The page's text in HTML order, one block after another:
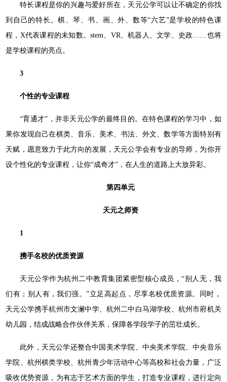
特⻓课程是你的兴趣与爱好所在，天元公学可以让不确定的你找
到⾃⼰的特⻓。棋、琴、书、画、外、数等“六艺”是学校的特⾊课
程，X代表课程的未知数。stem、VR、机器⼈、⽂学、史政……也将
是学校课程的亮点。
3
个性的专业课程
“育通才”，并非天元公学的最终目的。在特色课程的学习中，如
果你发现自己在棋类、音乐、美术、书法、外文、数学等方面特别有
天赋，愿意致力于此方向的发展，天元公学会有专业的导师，为你开
设个性化的专业课程，让你“成奇才”，在人生的道路上大放异彩。
第四单元
天元之师资
1
携手名校的优质资源
天元公学作为杭州二中教育集团紧密型核心成员，“别人无，我
们有；别人有，我们强。”立足高起点，尽享名校优质资源。同时，
天元公学携手杭州市文澜中学、杭州二中白马湖学校、杭州市府机关
幼儿园，结成战略合作伙伴关系，保障各学段学子的茁壮成长。
此外，天元公学还整合中国美术学院、中央美术学院、中央音乐
学院、杭州棋类学校、杭州青少年活动中心等高校和社会力量，广泛
吸收优势资源，为有志于艺术方面的学生，打造专业课程，进行定向